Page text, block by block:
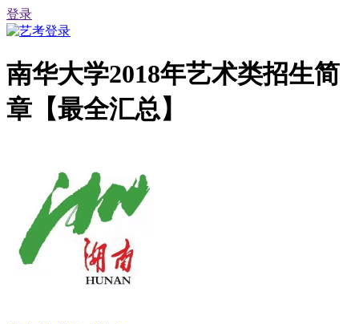
登录
南华大学2018年艺术类招生简
章【最全汇总】